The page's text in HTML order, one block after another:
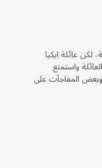
عائلة ايكيا
واستمتع
وبعض المفاجآت على